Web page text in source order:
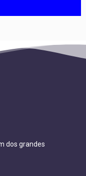
dos grandes